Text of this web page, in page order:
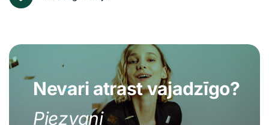
Nevari atrast vajadzīgo?
Piezvani